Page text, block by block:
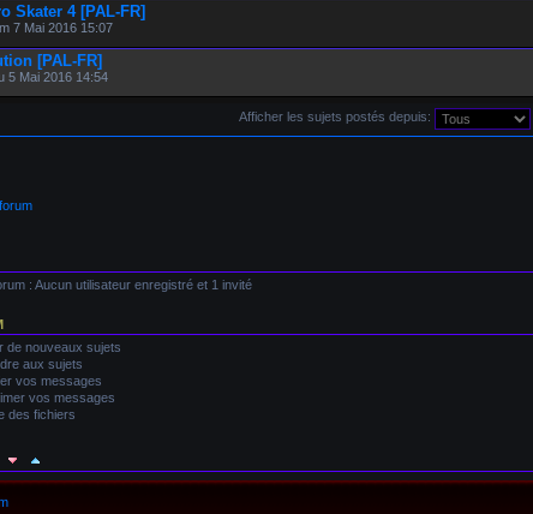
Skater 4 [PAL-FR]
7 Mai 2016 15:07
[PAL-FR]
5 Mai 2016 14:54
Afficher les sujets postés depuis:
: Aucun utilisateur enregistré et 1 invité
de nouveaux sujets
aux sujets
vos messages
vos messages
des fichiers